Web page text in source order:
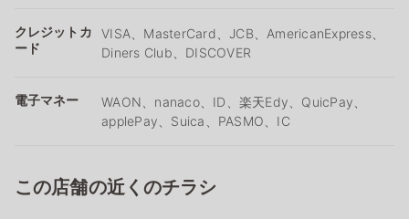
クレジットカ
ード
VISA、MasterCard、JCB、AmericanExpress、
Diners Club、DISCOVER
電子マネー
WAON、nanaco、ID、楽天Edy、QuicPay、
applePay、Suica、PASMO、IC
この店舗の近くのチラシ